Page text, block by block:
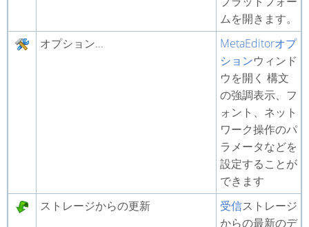
ムを開きます。
オプション...
MetaEditorオプ
ションウィンド
ウを開く 構文
の強調表示、フ
ォント、ネット
ワーク操作のパ
ラメータなどを
設定することが
できます
ストレージからの更新
受信ストレージ
からの最新のデ